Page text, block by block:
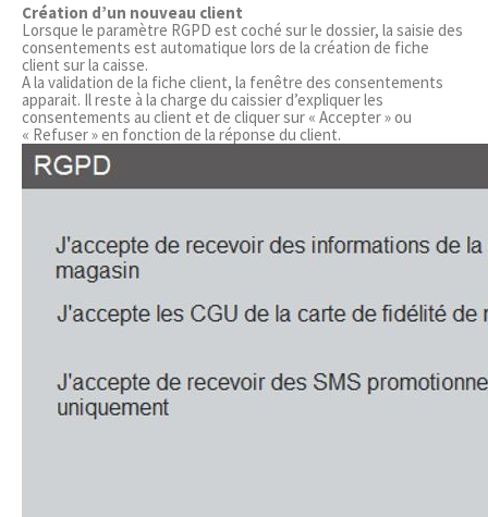
Création d’un nouveau client
Lorsque le paramètre RGPD est coché sur le dossier, la saisie des
consentements est automatique lors de la création de fiche
client sur la caisse.
A la validation de la fiche client, la fenêtre des consentements
apparait. Il reste à la charge du caissier d’expliquer les
consentements au client et de cliquer sur « Accepter » ou
« Refuser » en fonction de la réponse du client.